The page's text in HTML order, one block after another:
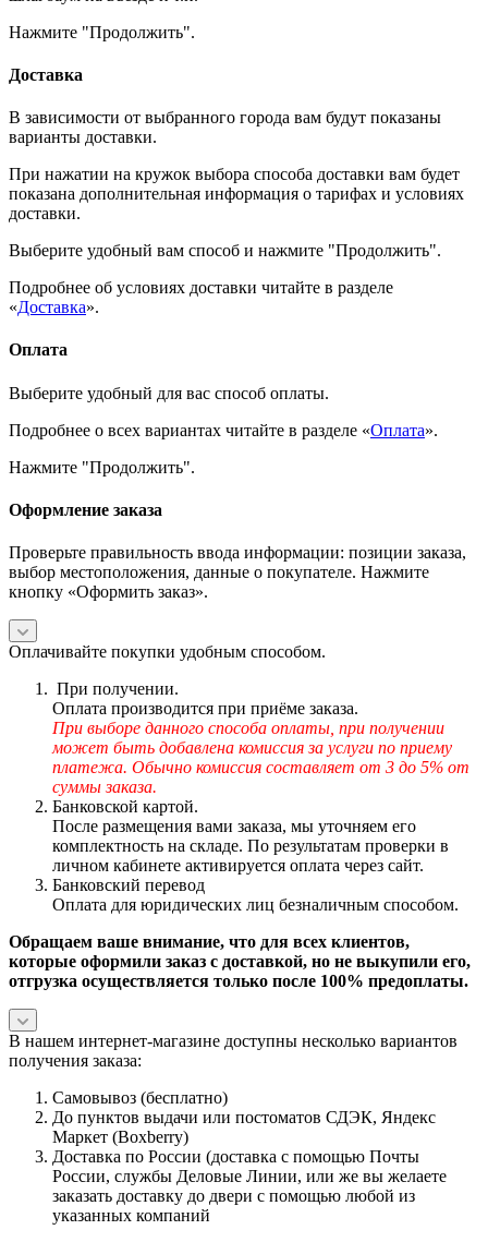
Нажмите "Продолжить".
Доставка
В зависимости от выбранного города вам будут показаны
варианты доставки.
При нажатии на кружок выбора способа доставки вам будет
показана дополнительная информация о тарифах и условиях
доставки.
Выберите удобный вам способ и нажмите "Продолжить".
Подробнее об условиях доставки читайте в разделе
«Доставка».
Оплата
Выберите удобный для вас способ оплаты.
Подробнее о всех вариантах читайте в разделе «Оплата».
Нажмите "Продолжить".
Оформление заказа
Проверьте правильность ввода информации: позиции заказа,
выбор местоположения, данные о покупателе. Нажмите
кнопку «Оформить заказ».
Оплачивайте покупки удобным способом.
При получении.
Оплата производится при приёме заказа.
При выборе данного способа оплаты, при получении
может быть добавлена комиссия за услуги по приему
платежа. Обычно комиссия составляет от 3 до 5% от
суммы заказа.
Банковской картой.
После размещения вами заказа, мы уточняем его
комплектность на складе. По результатам проверки в
личном кабинете активируется оплата через сайт.
Банковский перевод
Оплата для юридических лиц безналичным способом.
Обращаем ваше внимание, что для всех клиентов,
которые оформили заказ с доставкой, но не выкупили его,
отгрузка осуществляется только после 100% предоплаты.
В нашем интернет-магазине доступны несколько вариантов
получения заказа:
Самовывоз (бесплатно)
До пунктов выдачи или постоматов СДЭК, Яндекс
Маркет (Boxberry)
Доставка по России (доставка с помощью Почты
России, службы Деловые Линии, или же вы желаете
заказать доставку до двери с помощью любой из
указанных компаний